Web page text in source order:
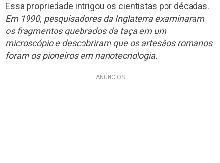
Essa propriedade intrigou os cientistas por décadas.
Em 1990, pesquisadores da Inglaterra examinaram
os fragmentos quebrados da taça em um
microscópio e descobriram que os artesãos romanos
foram os pioneiros em nanotecnologia.
ANÚNCIOS